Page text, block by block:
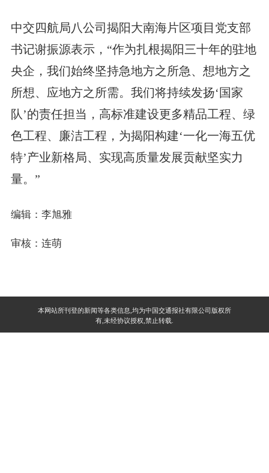
中交四航局八公司揭阳大南海片区项目党支部
书记谢振源表示，“作为扎根揭阳三十年的驻地
央企，我们始终坚持急地方之所急、想地方之
所想、应地方之所需。我们将持续发扬‘国家
队’的责任担当，高标准建设更多精品工程、绿
色工程、廉洁工程，为揭阳构建‘一化一海五优
特’产业新格局、实现高质量发展贡献坚实力
量。”
编辑：李旭雅
审核：连萌
本网站所刊登的新闻等各类信息,均为中国交通报社有限公司版权所
有,未经协议授权,禁止转载.